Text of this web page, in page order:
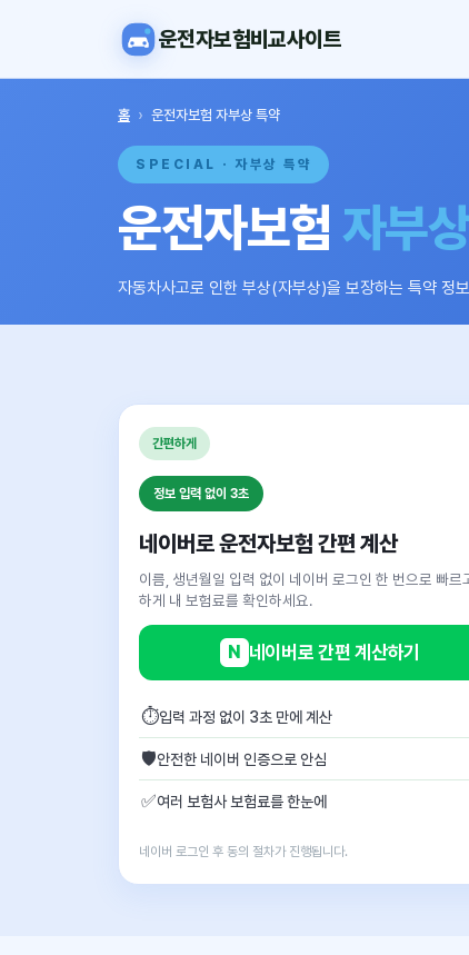
운전자보험비교사이트
홈 › 운전자보험 자부상 특약
SPECIAL · 자부상 특약
운전자보험 자부
자동차사고로 인한 부상(자부상)을 보장하는 특약 정
간편하게
정보 입력 없이 3초
네이버로 운전자보험 간편 계산
이름, 생년월일 입력 없이 네이버 로그인 한 번으로 빠르
하게 내 보험료를 확인하세요.
N 네이버로 간편 계산하기
⏱입력 과정 없이 3초 만에 계산
🛡안전한 네이버 인증으로 안심
✅여러 보험사 보험료를 한눈에
네이버 로그인 후 동의 절차가 진행됩니다.